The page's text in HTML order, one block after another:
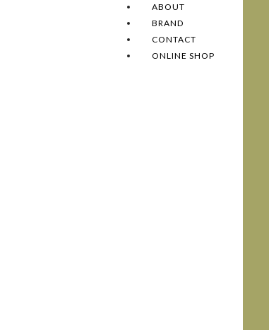
ABOUT
BRAND
CONTACT
ONLINE SHOP